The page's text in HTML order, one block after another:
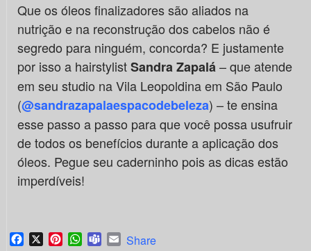
Que os óleos finalizadores são aliados na
nutrição e na reconstrução dos cabelos não é
segredo para ninguém, concorda? E justamente
por isso a hairstylistSandra Zapalá– que atende
em seu studio na Vila Leopoldina em São Paulo
(@sandrazapalaespacodebeleza) – te ensina
esse passo a passo para que você possa usufruir
de todos os benefícios durante a aplicação dos
óleos. Pegue seu caderninho pois as dicas estão
imperdíveis!
Facebook
X PinterestWhatsApp
TeamsEmail
Share